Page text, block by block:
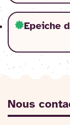
Epeiche
Nous